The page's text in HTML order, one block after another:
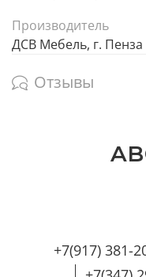
Производитель
ДСВ Мебель, г. Пенза
Отзывы
+7(917) 381-